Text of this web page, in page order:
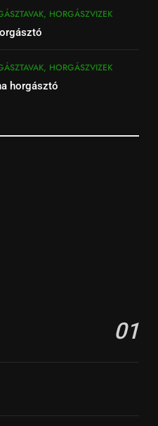
HORGÁSZVIZEK
HORGÁSZVIZEK
horgásztó
01